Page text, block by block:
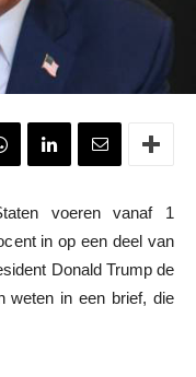
voeren vanaf 1
in op een deel van
Donald Trump de
weten in een brief, die